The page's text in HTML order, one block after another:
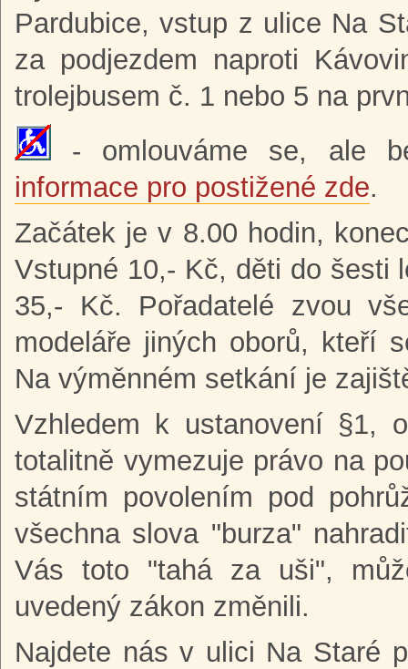
Pardubice, vstup z ulice Na
za podjezdem naproti
trolejbusem č. 1 nebo 5 na
- omlouváme se, ale
informace pro postižené zde.
Začátek je v 8.00 hodin,
Vstupné 10,- Kč, děti do šesti
35,- Kč. Pořadatelé zvou
modeláře jiných oborů, kteří
Na výměnném setkání je
Vzhledem k ustanovení §1,
totalitně vymezuje právo na
státním povolením pod
všechna slova "burza"
Vás toto "tahá za uši",
uvedený zákon změnili.
Najdete nás v ulici Na Staré